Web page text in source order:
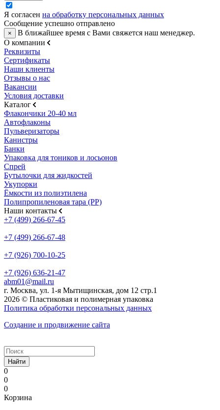
Я согласен на обработку персональных данных
Сообщение успешно отправлено
×
В ближайшее время с Вами свяжется наш менеджер.
О компании
Реквизиты
Сертификаты
Наши клиенты
Отзывы о нас
Вакансии
Условия доставки
Каталог
Флакончики 20-40 мл
Автофлаконы
Пульверизаторы
Канистры
Банки
Упаковка для тоников и лосьонов
Спрей
Бутылочки для жидкостей
Укупорки
Ёмкости из полиэтилена
Полипропиленовая тара (PP)
Наши контакты
+7 (499) 266-67-45
+7 (499) 266-67-48
+7 (926) 700-10-25
+7 (926) 636-21-47
abm01@mail.ru
г. Москва, ул. 1-я Мытищинская, дом 12 стр.1
2026 © Пластиковая и полимерная упаковка
Политика обработки персональных данных
Создание и продвижение сайта
Найти
0
0
0
Корзина